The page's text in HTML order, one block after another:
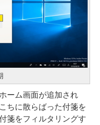
ーム画面が追加され
ちに散らばった付箋を
箋をフィルタリングす